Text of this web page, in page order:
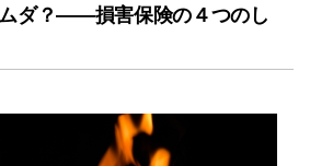
ダ？――損害保険の４つのし